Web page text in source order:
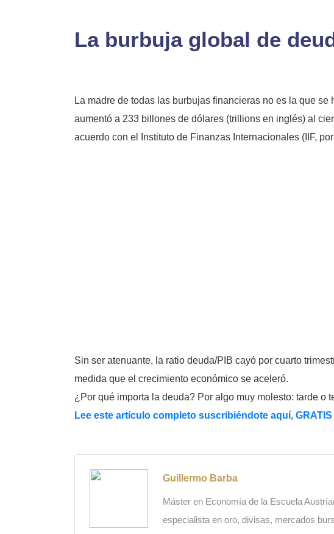
La burbuja global de
La madre de todas las burbujas financieras no es la que
aumentó a 233 billones de dólares (trillions en inglés) al
acuerdo con el Instituto de Finanzas Internacionales (IIF,
Sin ser atenuante, la ratio deuda/PIB cayó por cuarto
medida que el crecimiento económico se aceleró.
¿Por qué importa la deuda? Por algo muy molesto: tarde o
Lee este artículo completo suscribiéndote aquí,
Guillermo Barba
Máster en Economía de la Escuela
especialista en oro, divisas, mercados